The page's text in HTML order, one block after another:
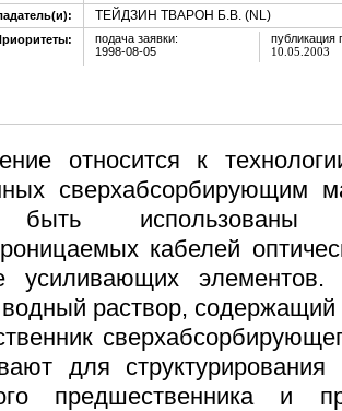
ТЕЙДЗИН ТВАРОН Б.В. (NL)
подача заявки:
1998-08-05
публикация
10.05.2003
относится к
сверхабсорбирующим
быть использованы
кабелей
усиливающих
водный раствор,
для
предшественника и